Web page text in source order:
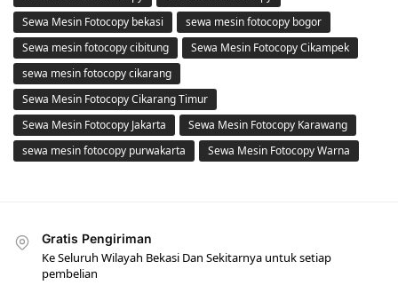
Sewa Mesin Fotocopy bekasi
sewa mesin fotocopy bogor
Sewa mesin fotocopy cibitung
Sewa Mesin Fotocopy Cikampek
sewa mesin fotocopy cikarang
Sewa Mesin Fotocopy Cikarang Timur
Sewa Mesin Fotocopy Jakarta
Sewa Mesin Fotocopy Karawang
sewa mesin fotocopy purwakarta
Sewa Mesin Fotocopy Warna
Gratis Pengiriman
Ke Seluruh Wilayah Bekasi Dan Sekitarnya untuk setiap
pembelian